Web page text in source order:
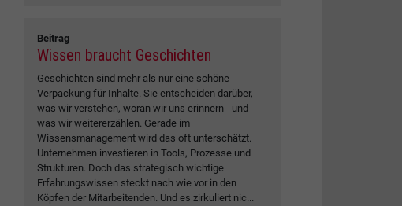
Beitrag
Wissen braucht Geschichten
Geschichten sind mehr als nur eine schöne
Verpackung für Inhalte. Sie entscheiden darüber,
was wir verstehen, woran wir uns erinnern - und
was wir weitererzählen. Gerade im
Wissensmanagement wird das oft unterschätzt.
Unternehmen investieren in Tools, Prozesse und
Strukturen. Doch das strategisch wichtige
Erfahrungswissen steckt nach wie vor in den
Köpfen der Mitarbeitenden. Und es zirkuliert nic...